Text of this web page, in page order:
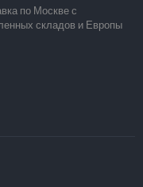
по Москве с
складов и Европы